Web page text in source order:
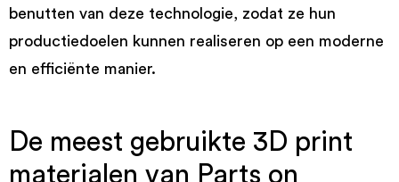
benutten van deze technologie, zodat ze hun
productiedoelen kunnen realiseren op een moderne
en efficiënte manier.
De meest gebruikte 3D print
materialen van Parts on